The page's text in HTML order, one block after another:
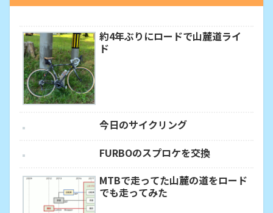
約4年ぶりにロードで山麓道ライ
ド
今日のサイクリング
FURBOのスプロケを交換
MTBで走ってた山麓の道をロード
でも走ってみた